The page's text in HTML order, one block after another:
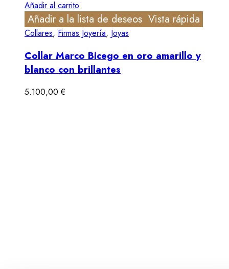
Añadir al carrito
Añadir a la lista de deseos Vista rápida
Collares, Firmas Joyería, Joyas
Collar Marco Bicego en oro amarillo y
blanco con brillantes
5.100,00€